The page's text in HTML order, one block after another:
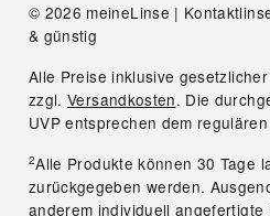
© 2026 meineLinse |
& günstig
Alle Preise inklusive
zzgl.Versandkosten. Die
UVP entsprechen dem
2Alle Produkte können 30 Tage
zurückgegeben werden.
anderem individuell angefertigte